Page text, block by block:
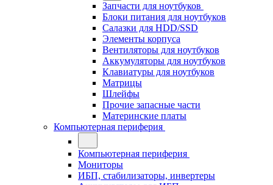
Запчасти для ноутбуков
Блоки питания для ноутбуков
Салазки для HDD/SSD
Элементы корпуса
Вентиляторы для ноутбуков
Аккумуляторы для ноутбуков
Клавиатуры для ноутбуков
Матрицы
Шлейфы
Прочие запасные части
Материнские платы
Компьютерная периферия
Компьютерная периферия
Мониторы
ИБП, стабилизаторы, инвертеры